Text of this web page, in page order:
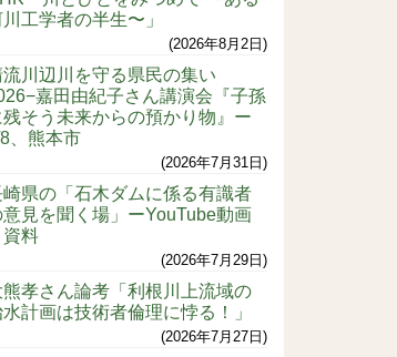
工学者の半生〜」
2026年8月2日
流川辺川を守る県民の集い
嘉田由紀子さん講演会『子孫
残そう未来からの預かり物』ー
、熊本市
2026年7月31日
崎県の「石木ダムに係る有識者
意見を聞く場」ーYouTube動画
資料
2026年7月29日
熊孝さん論考「利根川上流域の
計画は技術者倫理に悖る！」
2026年7月27日